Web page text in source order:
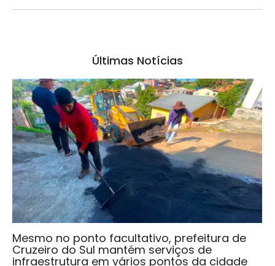
Últimas Notícias
Mesmo no ponto facultativo, prefeitura de
Cruzeiro do Sul mantém serviços de
infraestrutura em vários pontos da cidade